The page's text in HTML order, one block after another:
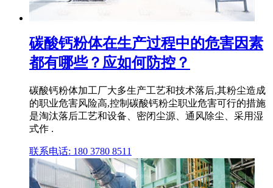
碳酸钙粉体在生产过程中的危害因素
都有哪些？应如何防控？
碳酸钙粉体加工厂大多生产工艺和技术落后,其粉尘造成
的职业危害风险高,控制碳酸钙粉尘职业危害可行的措施
是淘汰落后工艺和设备、密闭尘源、通风除尘、采用湿
式作 .
联系电话: 180 3780 8511